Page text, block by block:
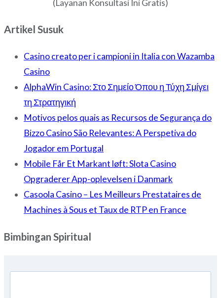
(Layanan Konsultasi Ini Gratis)
Artikel Susuk
Casino creato per i campioni in Italia con Wazamba
Casino
AlphaWin Casino: Στο Σημείο Όπου η Τύχη Σμίγει
τη Στρατηγική
Motivos pelos quais as Recursos de Segurança do
Bizzo Casino São Relevantes: A Perspetiva do
Jogador em Portugal
Mobile Får Et Markant løft: Slota Casino
Opgraderer App-oplevelsen i Danmark
Casoola Casino – Les Meilleurs Prestataires de
Machines à Sous et Taux de RTP en France
Bimbingan Spiritual